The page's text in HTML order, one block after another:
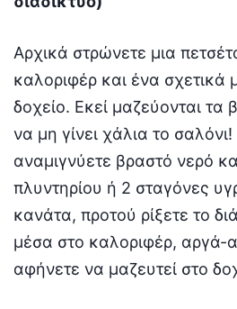
Αρχικά στρώνετε μια
καλοριφέρ και ένα σχετικά
δοχείο. Εκεί μαζεύονται τα
να μη γίνει χάλια το
αναμιγνύετε βραστό νερό
πλυντηρίου ή 2 σταγόνες
κανάτα, προτού ρίξετε το
μέσα στο καλοριφέρ, αργά-
αφήνετε να μαζευτεί στο